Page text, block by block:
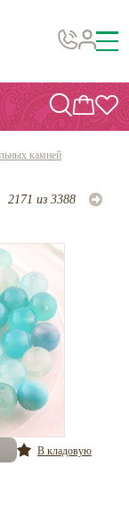
камней
2171 из 3388
В кладовую